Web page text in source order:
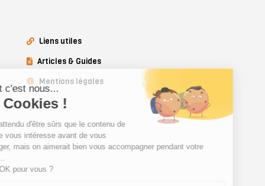
Liens utiles
Articles & Guides
Mentions légales